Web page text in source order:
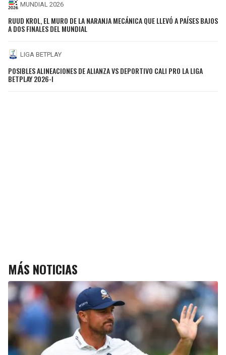
MUNDIAL 2026
RUUD KROL, EL MURO DE LA NARANJA MECÁNICA QUE LLEVÓ A PAÍSES BAJOS
A DOS FINALES DEL MUNDIAL
LIGA BETPLAY
POSIBLES ALINEACIONES DE ALIANZA VS DEPORTIVO CALI PRO LA LIGA
BETPLAY 2026-I
MÁS NOTICIAS